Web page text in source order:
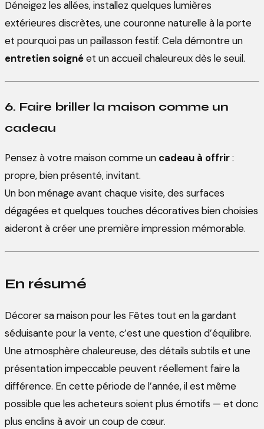
Déneigez les allées, installez quelques lumières
extérieures discrètes, une couronne naturelle à la porte
et pourquoi pas un paillasson festif. Cela démontre un
entretien soignéet un accueil chaleureux dès le seuil.
6. Faire briller la maison comme un
cadeau
Pensez à votre maison comme un cadeau à offrir:
propre, bien présenté, invitant.
Un bon ménage avant chaque visite, des surfaces
dégagées et quelques touches décoratives bien choisies
aideront à créer une première impression mémorable.
En résumé
Décorer sa maison pour les Fêtes tout en la gardant
séduisante pour la vente, c’est une question d’équilibre.
Une atmosphère chaleureuse, des détails subtils et une
présentation impeccable peuvent réellement faire la
différence. En cette période de l’année, il est même
possible que les acheteurs soient plus émotifs — et donc
plus enclins à avoir un coup de cœur.